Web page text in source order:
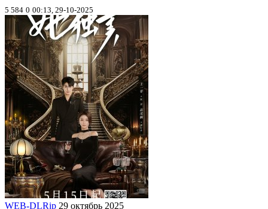
5 584 0 00:13, 29-10-2025
WEB-DLRip 29 октябрь 2025